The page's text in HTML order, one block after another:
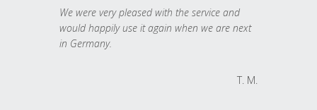
We were very pleased with the service and
would happily use it again when we are next
in Germany.
T. M.